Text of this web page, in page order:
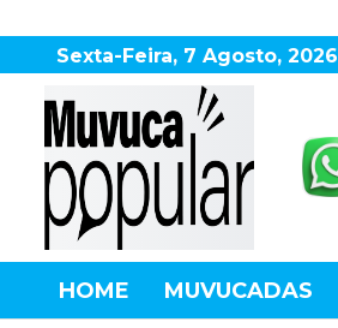
Sexta-Feira, 7 Agosto, 2026
HOME MUVUCADAS